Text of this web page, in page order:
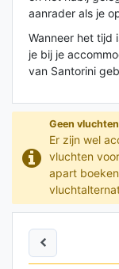
aanrader als je
Wanneer het tijd
je bij je
van Santorini
Geen
Er zijn wel
vluchten
apart